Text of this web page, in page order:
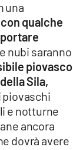
una
qualche
nubi saranno
piovasco
Sila,
e notturne
ancora
dovrà avere